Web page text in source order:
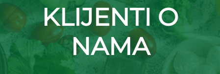
KLIJENTI O
NAMA